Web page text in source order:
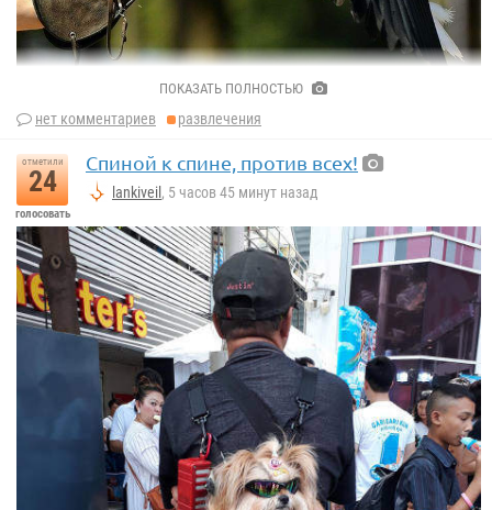
ПОКАЗАТЬ ПОЛНОСТЬЮ
нет комментариев развлечения
отметили
24
голосовать
Спиной к спине, против всех!
lankiveil , 5 часов 45 минут назад